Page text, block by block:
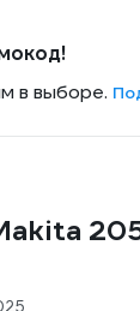
в выборе.